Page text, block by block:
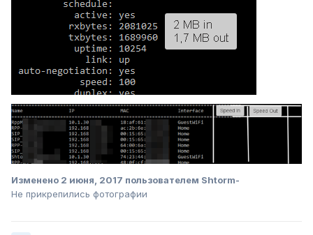
Изменено 2 июня, 2017 пользователем Shtorm-
Не прикрепились фотографии